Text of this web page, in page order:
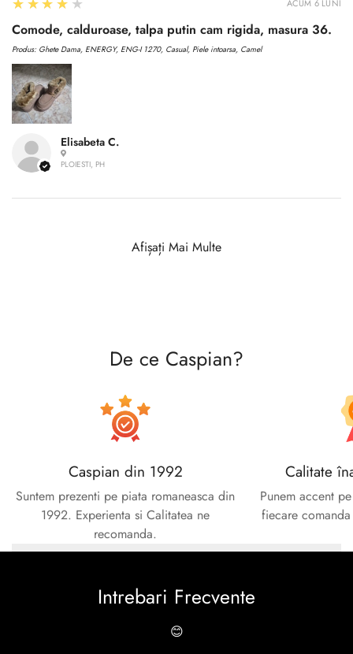
Elisabeta C.
PLOIESTI, PH
★★★★★
Comode, calduroase, talpa putin cam rigida, masura 36.
Produs: Ghete Dama, ENERGY, ENG-I 1270, Casual, Piele intoarsa, Camel
ACUM 6 LUNI
Afișați Mai Multe
De ce Caspian?
Caspian din 1992
Suntem prezenti pe piata romaneasca din
1992. Experienta si Calitatea ne
recomanda.
Calitate
Punem accent
fiecare
Intrebari Frecvente
😊